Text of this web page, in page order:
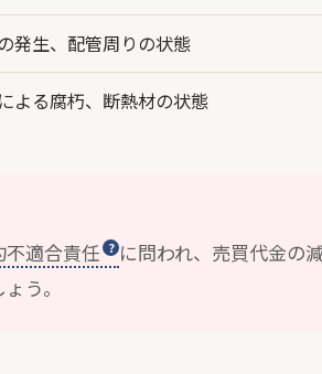
発生、配管周りの状態
よる腐朽、断熱材の状態
不適合責任
に問われ、売買代金の
う。